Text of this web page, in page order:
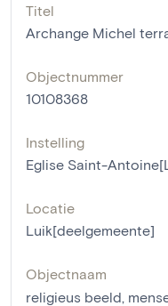
Titel
Archange Michel
Objectnummer
10108368
Instelling
Eglise Saint-
Locatie
Luik[deelgemeente]
Objectnaam
religieus beeld,